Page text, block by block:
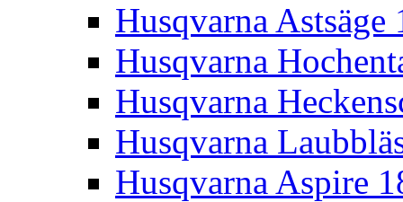
Husqvarna
Husqvarna
Husqvarna
Husqvarna
Husqvarna Aspire